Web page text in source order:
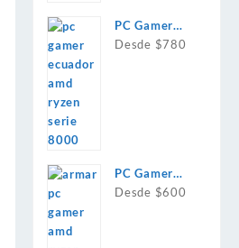
PC Gamer
AMD Ryzen
Desde $780
PC Gamer
AMD Ryzen
Desde $600